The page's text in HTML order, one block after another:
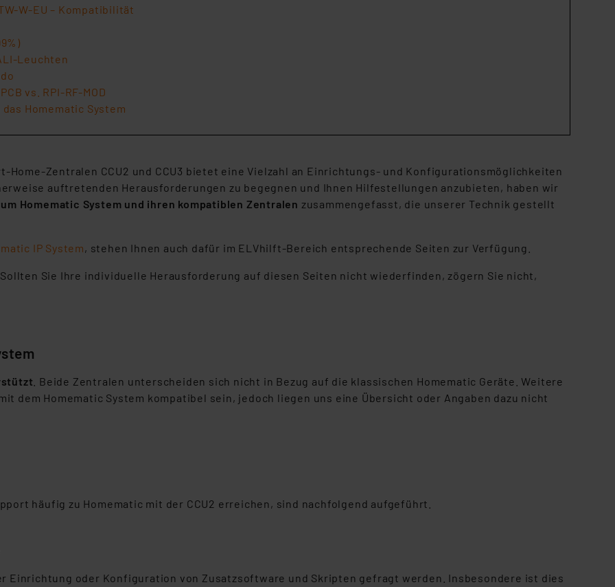
W-EU – Kompatibilität
Leuchten
vs. RPI-RF-MOD
Homematic System
Home-Zentralen CCU2 und CCU3 bietet eine Vielzahl an Einrichtungs- und Konfigurationsmöglichkeiten
auftretenden Herausforderungen zu begegnen und Ihnen Hilfestellungen anzubieten, haben wir
Homematic System und ihren kompatiblen Zentralen zusammengefasst, die unserer Technik gestellt
IP System, stehen Ihnen auch dafür im ELVhilft-Bereich entsprechende Seiten zur Verfügung.
Sie Ihre individuelle Herausforderung auf diesen Seiten nicht wiederfinden, zögern Sie nicht,
. Beide Zentralen unterscheiden sich nicht in Bezug auf die klassischen Homematic Geräte. Weitere
dem Homematic System kompatibel sein, jedoch liegen uns eine Übersicht oder Angaben dazu nicht
häufig zu Homematic mit der CCU2 erreichen, sind nachfolgend aufgeführt.
Einrichtung oder Konfiguration von Zusatzsoftware und Skripten gefragt werden. Insbesondere ist dies